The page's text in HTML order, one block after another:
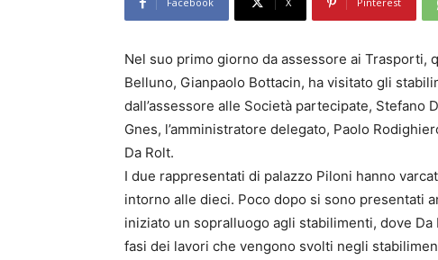
Nel suo primo giorno da assessore ai Trasporti,
Belluno, Gianpaolo Bottacin, ha visitato gli
dall’assessore alle Società partecipate, Stefano
Gnes, l’amministratore delegato, Paolo
Da Rolt.
I due rappresentati di palazzo Piloni hanno
intorno alle dieci. Poco dopo si sono presentati
iniziato un sopralluogo agli stabilimenti, dove
fasi dei lavori che vengono svolti negli